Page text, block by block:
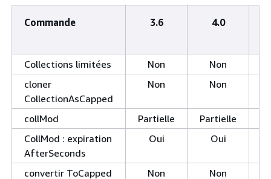
Commande 3.6 4.0
Collections limitées Non
Non
cloner
CollectionAsCapped
Non Non
collMod Partielle Partielle
CollMod : expiration
AfterSeconds
Oui Oui
convertir ToCapped Non Non